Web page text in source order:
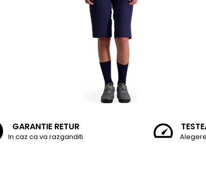
GARANTIE RETUR
In caz ca va razganditi